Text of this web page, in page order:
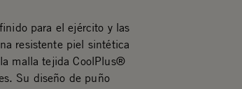
para el ejército y las
resistente piel sintética
malla tejida CoolPlus®
Su diseño de puño